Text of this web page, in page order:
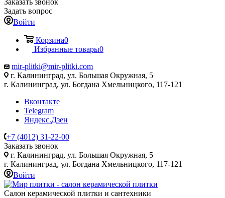
Заказать звонок
Задать вопрос
Войти
Корзина0
Избранные товары0
mir-plitki@mir-plitki.com
г. Калининград, ул. Большая Окружная, 5
г. Калининград, ул. Богдана Хмельницкого, 117-121
Вконтакте
Telegram
Яндекс.Дзен
+7 (4012) 31-22-00
Заказать звонок
г. Калининград, ул. Большая Окружная, 5
г. Калининград, ул. Богдана Хмельницкого, 117-121
Войти
Салон керамической плитки и сантехники